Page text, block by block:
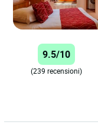
9.5/10
(239 recensioni)